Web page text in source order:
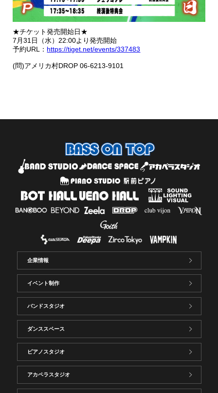
★チケット発売開始日★
7月31日（水）22:00より発売開始
予約URL： https://tiget.net/events/337483
(問)アメリカ村DROP 06-6213-9101
企業情報
イベント制作
バンドスタジオ
ダンススペース
ピアノスタジオ
アカペラスタジオ